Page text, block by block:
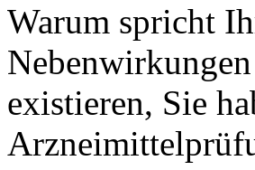
Warum spricht
existieren, Sie